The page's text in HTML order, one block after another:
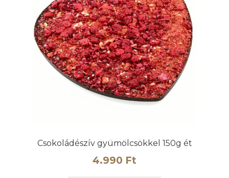
Csokoládészív gyümölcsökkel 150g ét
4.990 Ft